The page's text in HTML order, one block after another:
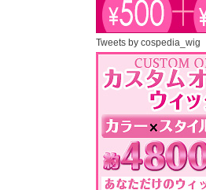
Tweets by cospedia_wig